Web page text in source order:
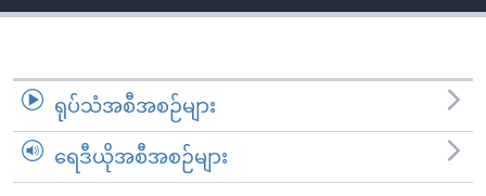
ရုပ်သံအစီအစဉ်များ
ရေဒီယိုအစီအစဉ်များ